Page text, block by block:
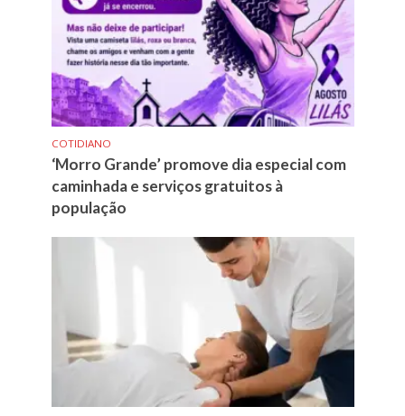
COTIDIANO
‘Morro Grande’ promove dia especial com
caminhada e serviços gratuitos à
população